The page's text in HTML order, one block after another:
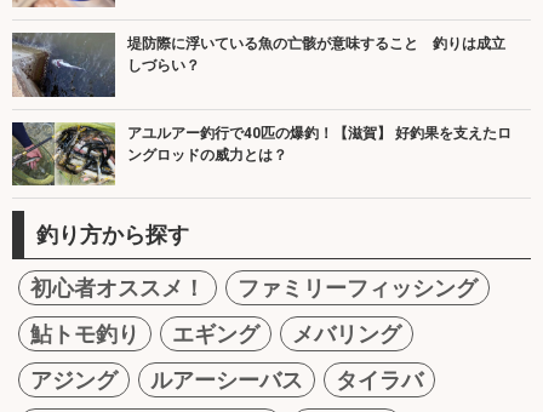
堤防際に浮いている魚の亡骸が意味すること 釣りは成立
しづらい？
アユルアー釣行で40匹の爆釣！【滋賀】 好釣果を支えたロ
ングロッドの威力とは？
釣り方から探す
初心者オススメ！
ファミリーフィッシング
鮎トモ釣り
エギング
メバリング
アジング
ルアーシーバス
タイラバ